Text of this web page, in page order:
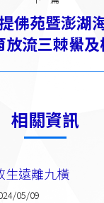
下
一
篇：
佛苑暨澎湖
放流三棘鱟
相關資訊
生遠離九橫
05/09